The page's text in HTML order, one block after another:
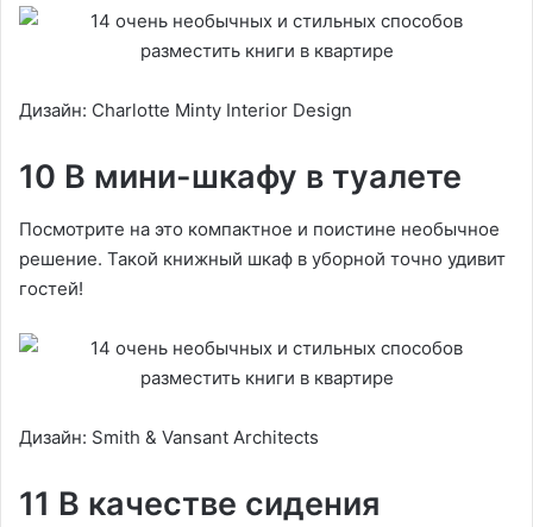
Дизайн: Charlotte Minty Interior Design
10 В мини-шкафу в туалете
Посмотрите на это компактное и поистине необычное
решение. Такой книжный шкаф в уборной точно удивит
гостей!
Дизайн: Smith & Vansant Architects
11 В качестве сидения